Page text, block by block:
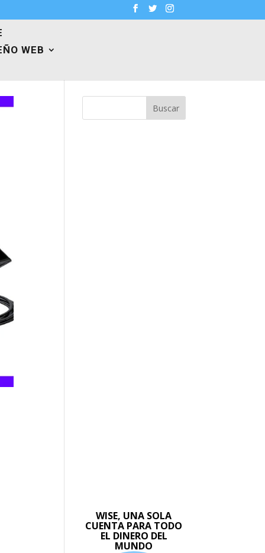
WEB
Buscar
WISE, UNA SOLA
CUENTA PARA TODO
EL DINERO DEL
MUNDO